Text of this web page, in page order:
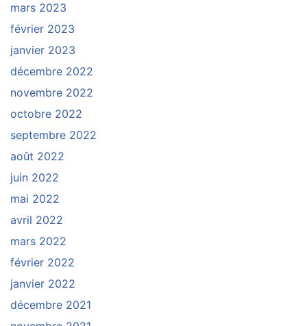
mars 2023
février 2023
janvier 2023
décembre 2022
novembre 2022
octobre 2022
septembre 2022
août 2022
juin 2022
mai 2022
avril 2022
mars 2022
février 2022
janvier 2022
décembre 2021